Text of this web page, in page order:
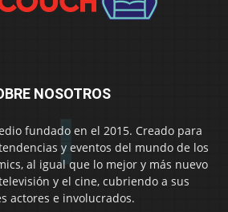
NOSOTROS
fundado en el 2015. Creado para
y eventos del mundo de los
al igual que lo mejor y más nuevo
y el cine, cubriendo a sus
actores e involucrados.